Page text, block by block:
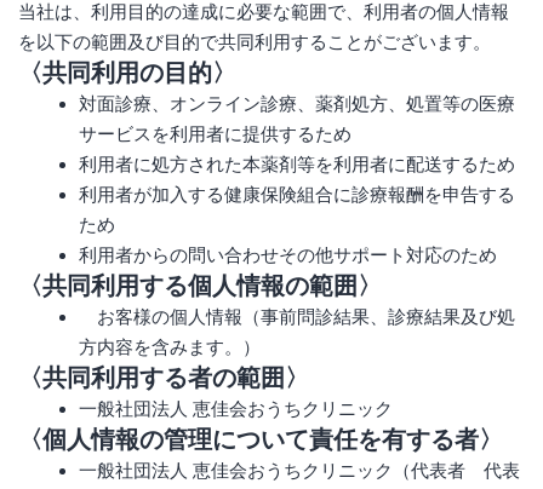
当社は、利用目的の達成に必要な範囲で、利用者の個人情報
を以下の範囲及び目的で共同利用することがございます。
〈共同利用の目的〉
対⾯診療、オンライン診療、薬剤処⽅、処置等の医療
サービスを利用者に提供するため
利用者に処方された本薬剤等を利用者に配送するため
利用者が加入する健康保険組合に診療報酬を申告する
ため
利用者からの問い合わせその他サポート対応のため
〈共同利用する個人情報の範囲〉
お客様の個⼈情報（事前問診結果、診療結果及び処
方内容を含みます。）
〈共同利用する者の範囲〉
一般社団法人 恵佳会おうちクリニック
〈個人情報の管理について責任を有する者〉
一般社団法人 恵佳会おうちクリニック（代表者 代表